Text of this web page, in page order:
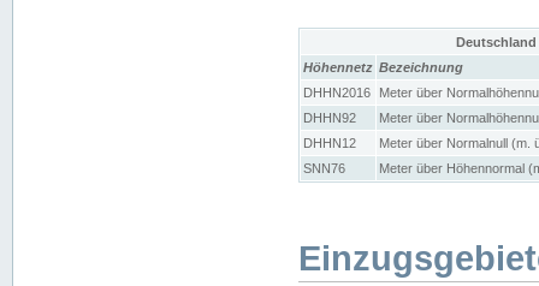
Höhennetz Bezeichnung
DHHN2016
Meter über
DHHN92
Meter über
DHHN12
Meter über Normalnull (m.
SNN76
Meter über Höhennormal